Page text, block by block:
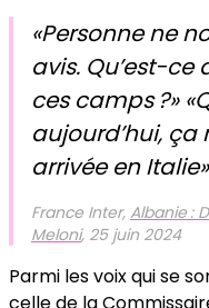
«Personne ne
avis. Qu’est-
ces camps ?»
aujourd’hui,
arrivée en
France Inter, Albanie :
Meloni, 25 juin 2024
Parmi les voix qui se